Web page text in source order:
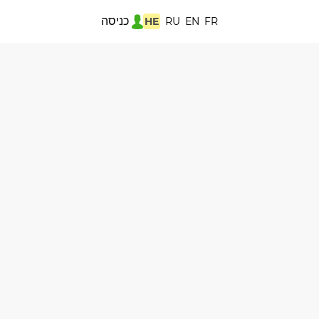
HE RU EN FR כניסה